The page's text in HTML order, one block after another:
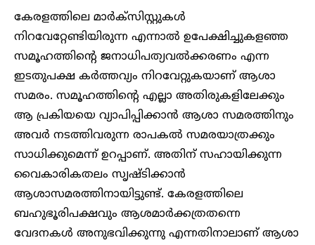
കേരളത്തിലെ മാർക്സിസ്റ്റുകൾ
നിറവേറ്റേണ്ടിയിരുന്ന എന്നാൽ ഉപേക്ഷിച്ചുകളഞ്ഞ
സമൂഹത്തിൻ്റെ ജനാധിപത്യവൽക്കരണം എന്ന
ഇടതുപക്ഷ കർത്തവ്യം നിറവേറ്റുകയാണ് ആശാ
സമരം. സമൂഹത്തിൻ്റെ എല്ലാ അതിരുകളിലേക്കും
ആ പ്രകിയയെ വ്യാപിപ്പിക്കാൻ ആശാ സമരത്തിനും
അവർ നടത്തിവരുന്ന രാപകൽ സമരയാത്രക്കും
സാധിക്കുമെന്ന് ഉറപ്പാണ്. അതിന് സഹായിക്കുന്ന
വൈകാരികതലം സൃഷ്ടിക്കാൻ
ആശാസമരത്തിനായിട്ടുണ്ട്. കേരളത്തിലെ
ബഹുഭൂരിപക്ഷവും ആശമാർക്കത്രതന്നെ
വേദനകൾ അനുഭവിക്കുന്നു എന്നതിനാലാണ് ആശാ